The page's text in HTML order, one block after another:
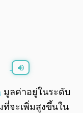
0:00/
มูลค่าอยู่ในระดับ
จะเพิ่มสูงขึ้นใน